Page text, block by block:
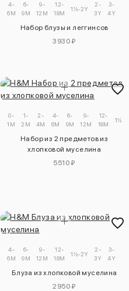
4-
6M
6-
9M
9-
12M
12-
18M
1½-2Y
2-
3Y
3-
4Y
Набор блузы и леггинсов
3930 ₽
2-
0-
1M
1-
2M
2-
4M
4-
6M
6-
9M
9-
12M
12-
18M
1½-
Набор из 2 предметов из
хлопковой муселина
5510 ₽
4-
6M
6-
9M
9-
12M
12-
18M
1½-2Y
2-
3Y
3-
4Y
Блуза из хлопковой муселина
2950 ₽